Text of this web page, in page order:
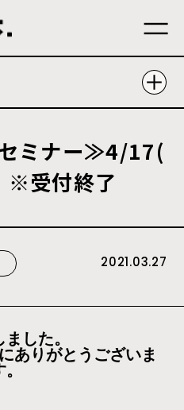
2021.03.27
ミナー≫4/17(
※受付終了
した。
ありがとうございま